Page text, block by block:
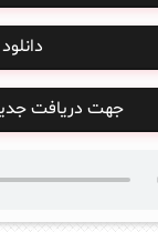
جهت دریافت